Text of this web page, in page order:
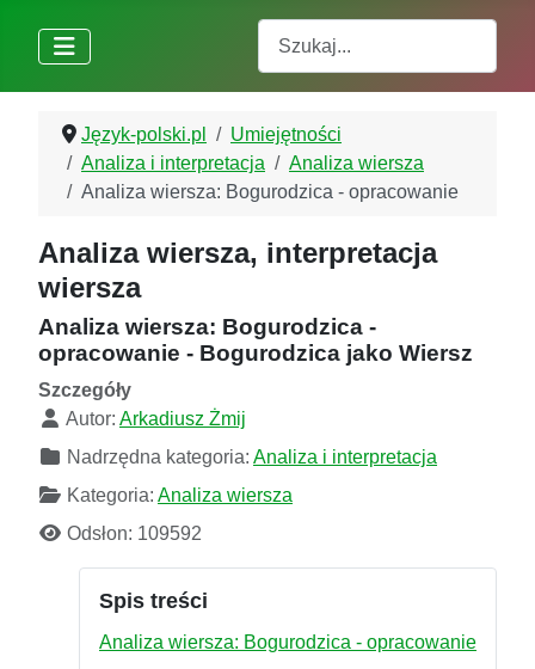
Język-polski.pl
Umiejętności
Analiza i interpretacja
Analiza wiersza
Analiza wiersza: Bogurodzica - opracowanie
Analiza wiersza, interpretacja
wiersza
Analiza wiersza: Bogurodzica -
opracowanie - Bogurodzica jako Wiersz
Szczegóły
Autor: Arkadiusz Żmij
Nadrzędna kategoria: Analiza i interpretacja
Kategoria: Analiza wiersza
Odsłon: 109592
Spis treści
Analiza wiersza: Bogurodzica - opracowanie